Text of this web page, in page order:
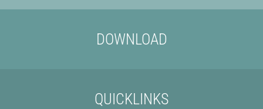
DOWNLOAD
QUICKLINKS